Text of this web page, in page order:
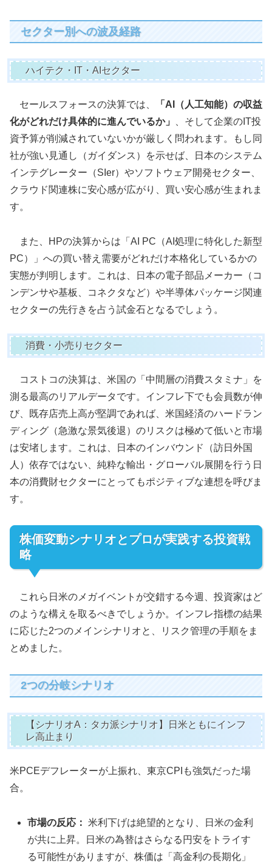
セクター別への波及経路
ハイテク・IT・AIセクター
セールスフォースの決算では、
「AI（人工知能）の収益
化がどれだけ具体的に進んでいるか」
、そして企業のIT投
資予算が削減されていないかが厳しく問われます。もし同
社が強い見通し（ガイダンス）を示せば、日本のシステム
インテグレーター（SIer）やソフトウェア開発セクター、
クラウド関連株に安心感が広がり、買い安心感が生まれま
す。
また、HPの決算からは「AI PC（AI処理に特化した新型
PC）」への買い替え需要がどれだけ本格化しているかの
実態が判明します。これは、日本の電子部品メーカー（コ
ンデンサや基板、コネクタなど）や半導体パッケージ関連
セクターの先行きを占う試金石となるでしょう。
消費・小売りセクター
コストコの決算は、米国の「中間層の消費スタミナ」を
測る最高のリアルデータです。インフレ下でも会員数が伸
び、既存店売上高が堅調であれば、米国経済のハードラン
ディング（急激な景気後退）のリスクは極めて低いと市場
は安堵します。これは、日本のインバウンド（訪日外国
人）依存ではない、純粋な輸出・グローバル展開を行う日
本の消費財セクターにとってもポジティブな連想を呼びま
す。
株価変動シナリオとプロが実践する投資戦
略
これら日米のメガイベントが交錯する今週、投資家はど
のような構えを取るべきでしょうか。インフレ指標の結果
に応じた2つのメインシナリオと、リスク管理の手順をま
とめました。
2つの分岐シナリオ
【シナリオA：タカ派シナリオ】日米ともにインフ
レ高止まり
米PCEデフレーターが上振れ、東京CPIも強気だった場
合。
市場の反応： 米利下げは絶望的となり、日米の金利
が共に上昇。日米の為替はさらなる円安をトライす
る可能性がありますが、株価は「高金利の長期化」